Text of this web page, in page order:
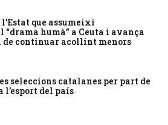
que assumeixi
“drama humà” a Ceuta i avança
de continuar acollint menors
seleccions catalanes per part de
l’esport del país